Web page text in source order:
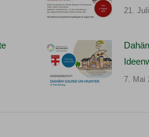
21.
7. Mai